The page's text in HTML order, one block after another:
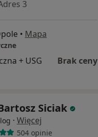
3
• Mapa
+ USG Brak ceny
Siciak
· Więcej
504 opinie